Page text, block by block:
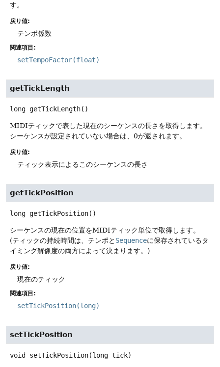
す。
戻り値:
テンポ係数
関連項目:
setTempoFactor(float)
getTickLength
long getTickLength()
MIDIティックで表した現在のシーケンスの長さを取得します。
シーケンスが設定されていない場合は、0が返されます。
戻り値:
ティック表示によるこのシーケンスの長さ
getTickPosition
long getTickPosition()
シーケンスの現在の位置をMIDIティック単位で取得します。
(ティックの持続時間は、テンポと Sequenceに保存されているタ
イミング解像度の両方によって決まります。)
戻り値:
現在のティック
関連項目:
setTickPosition(long)
setTickPosition
void setTickPosition(long tick)